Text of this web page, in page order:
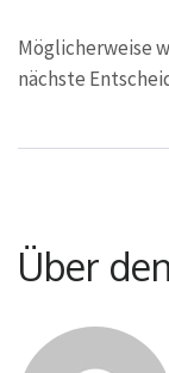
Möglicherweise
nächste
Über